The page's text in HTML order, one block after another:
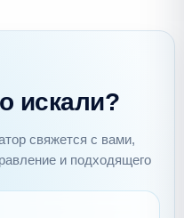
искали?
свяжется с вами,
и подходящего